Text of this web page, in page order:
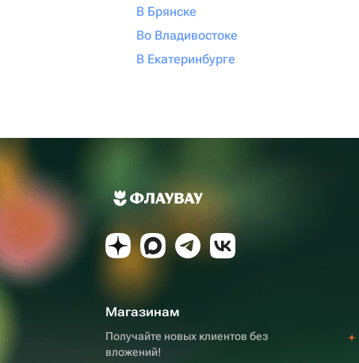
В Брянске
Во Владивостоке
В Екатеринбурге
Магазинам
Получайте новых клиентов без
вложений!